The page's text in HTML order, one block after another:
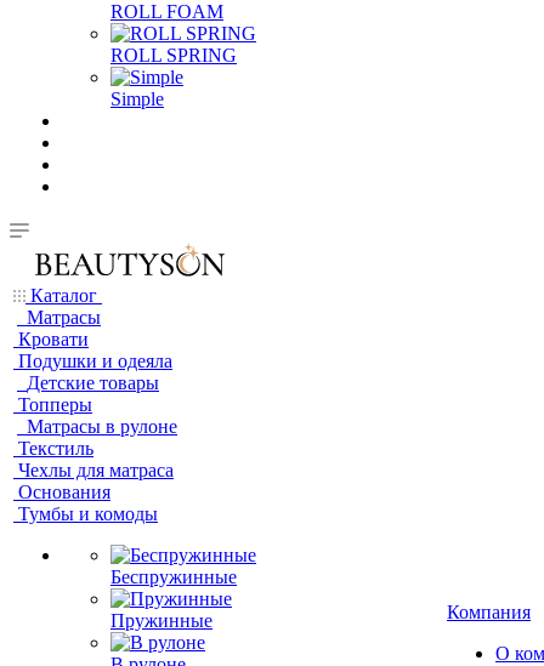
ROLL FOAM
ROLL SPRING
Simple
Каталог
Матрасы
Кровати
Подушки и одеяла
Детские товары
Топперы
Матрасы в рулоне
Текстиль
Чехлы для матраса
Основания
Тумбы и комоды
Беспружинные
Пружинные
Компания
О